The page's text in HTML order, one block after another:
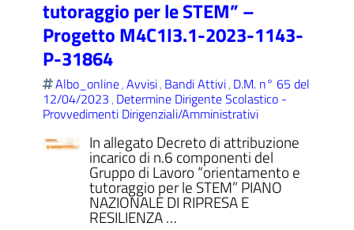
tutoraggio per le STEM” –
Progetto M4C1I3.1-2023-1143-
P-31864
Albo_online,Avvisi, Bandi Attivi, D.M. n° 65 del
12/04/2023, Determine Dirigente Scolastico -
Provvedimenti Dirigenziali/Amministrativi
In allegato Decreto di attribuzione
incarico di n.6 componenti del
Gruppo di Lavoro “orientamento e
tutoraggio per le STEM” PIANO
NAZIONALE DI RIPRESA E
RESILIENZA …